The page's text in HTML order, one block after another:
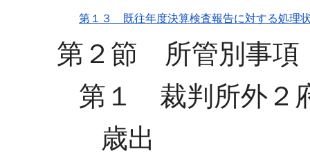
第１３ 既往年度決算検査報告に対する処理
第２節 所管別事項
第１ 裁判所外２
歳出